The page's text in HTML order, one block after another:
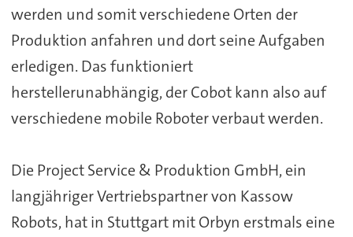
werden und somit verschiedene Orten der
Produktion anfahren und dort seine Aufgaben
erledigen. Das funktioniert
herstellerunabhängig, der Cobot kann also auf
verschiedene mobile Roboter verbaut werden.
Die Project Service & Produktion GmbH, ein
langjähriger Vertriebspartner von Kassow
Robots, hat in Stuttgart mit Orbyn erstmals eine